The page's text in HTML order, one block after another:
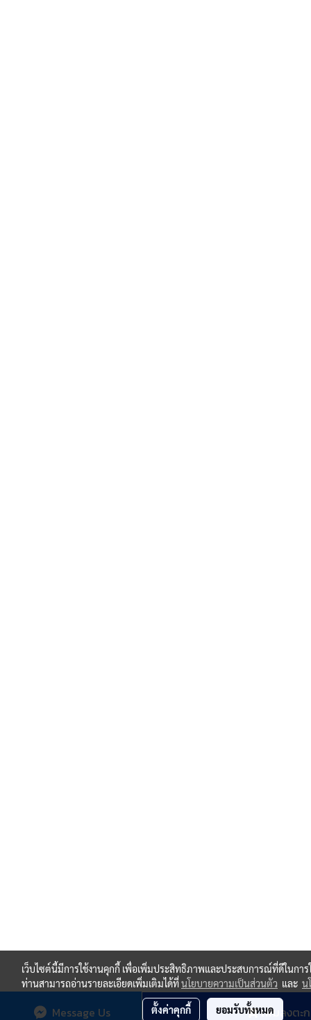
เพิ่มลงตะ
Message Us
เว็บไซต์นี้มีการใช้งานคุกกี้ เพื่อเพิ่มประสิทธิภาพและประสบการณ์ที่ดีในการ
ท่านสามารถอ่านรายละเอียดเพิ่มเติมได้ที่นโยบายความเป็นส่วนตัว และ น
ตั้งค่าคุกกี้ ยอมรับทั้งหมด